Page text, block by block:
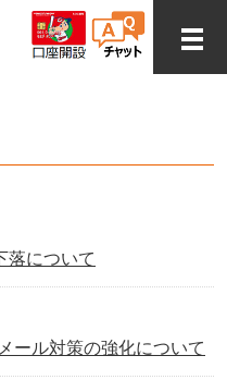
落について
ール対策の強化について